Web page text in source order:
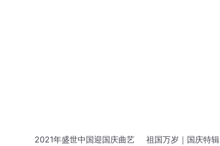
2021年盛世中国迎国庆曲艺
祖国万岁｜国庆特辑